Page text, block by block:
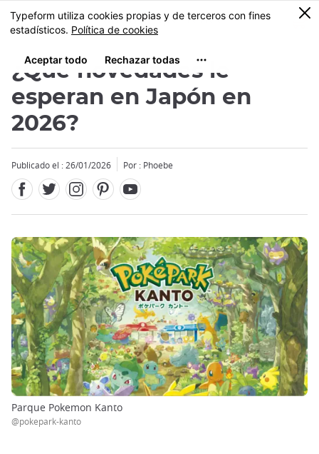
Tamaño
MENU
0
¿Qué novedades le
esperan en Japón en
2026?
Publicado el : 26/01/2026 Por : Phoebe
Parque Pokemon Kanto
@pokepark-kanto